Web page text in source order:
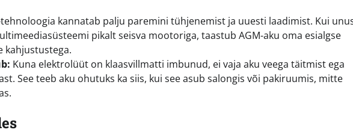
tehnoloogia kannatab palju paremini tühjenemist ja uuesti laadimist. Kui
pikalt seisva mootoriga, taastub AGM-aku oma esialgse
kahjustustega.
Kuna elektrolüüt on klaasvillmatti imbunud, ei vaja aku veega täitmist ega
See teeb aku ohutuks ka siis, kui see asub salongis või pakiruumis, mitte